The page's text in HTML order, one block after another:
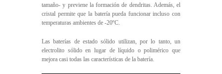
tamaño- y previene la formación de dendritas. Además, el
cristal permite que la batería pueda funcionar incluso con
temperaturas ambientes de -20ºC.
Las baterías de estado sólido utilizan, por lo tanto, un
electrolito sólido en lugar de líquido o polimérico que
mejora casi todas las características de la batería.